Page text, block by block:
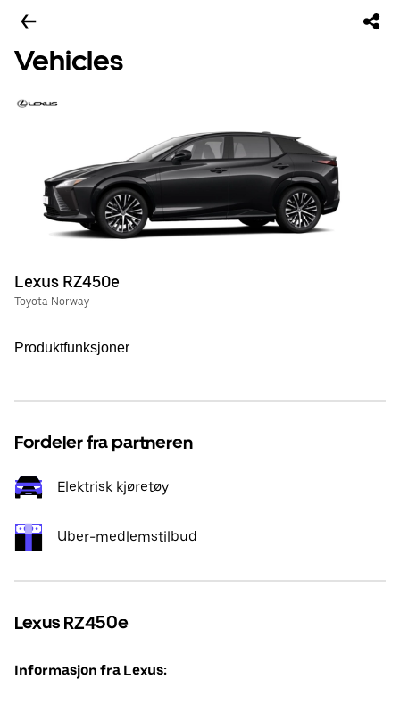
Vehicles
Lexus RZ450e
Toyota Norway
Produktfunksjoner
Fordeler fra partneren
Elektrisk kjøretøy
Uber-medlemstilbud
Lexus RZ450e
Informasjon fra Lexus: